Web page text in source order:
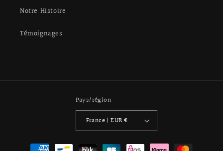
Notre Histoire
Témoignages
Pays/région
France | EUR €
Moyens